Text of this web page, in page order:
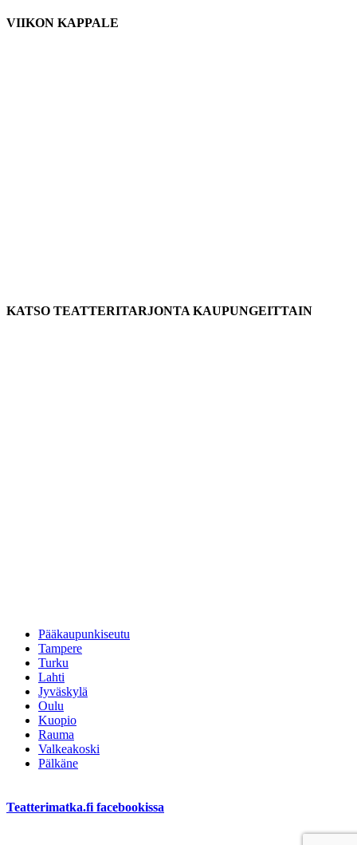
VIIKON KAPPALE
KATSO TEATTERITARJONTA KAUPUNGEITTAIN
Pääkaupunkiseutu
Tampere
Turku
Lahti
Jyväskylä
Oulu
Kuopio
Rauma
Valkeakoski
Pälkäne
Teatterimatka.fi facebookissa